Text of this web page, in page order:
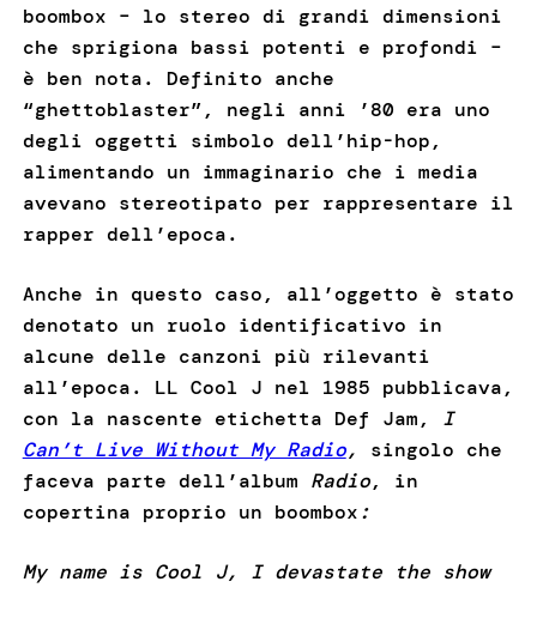
boombox – lo stereo di grandi dimensioni
che sprigiona bassi potenti e profondi –
è ben nota. Definito anche
“ghettoblaster”, negli anni ’80 era uno
degli oggetti simbolo dell’hip-hop,
alimentando un immaginario che i media
avevano stereotipato per rappresentare il
rapper dell’epoca.
Anche in questo caso, all’oggetto è stato
denotato un ruolo identificativo in
alcune delle canzoni più rilevanti
all’epoca. LL Cool J nel 1985 pubblicava,
con la nascente etichetta Def Jam, I
Can’t Live Without My Radio, singolo che
faceva parte dell’album Radio, in
copertina proprio un boombox:
My name is Cool J, I devastate the show